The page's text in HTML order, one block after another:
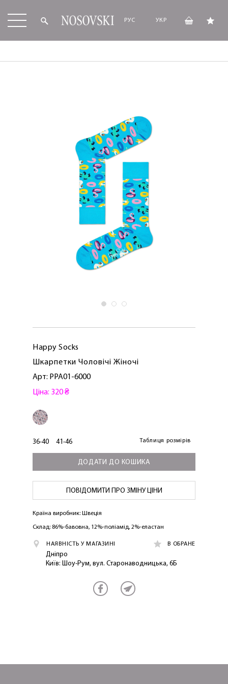
РУС УКР
Happy Socks
Шкарпетки Чоловічі Жіночі
Арт: PPA01-6000
Ціна: 320 ₴
36-40 41-46 Таблиця розмірів
ДОДАТИ ДО КОШИКА
ПОВІДОМИТИ ПРО ЗМІНУ ЦІНИ
Країна виробник: Швеція
Склад: 86%-бавовна, 12%-поліамід, 2%-еластан
НАЯВНІСТЬ У МАГАЗИНІ В ОБРАНЕ
Дніпро
Київ: Шоу-Рум, вул. Старонаводницька, 6Б
NOSOVSKI.COM! ПРИЙМІТЬ ВІД НАС
ПЕРШЕ ПОКУПКУ
ОТРИМАТИ!